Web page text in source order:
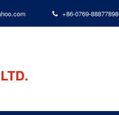
+86-0769-88877898